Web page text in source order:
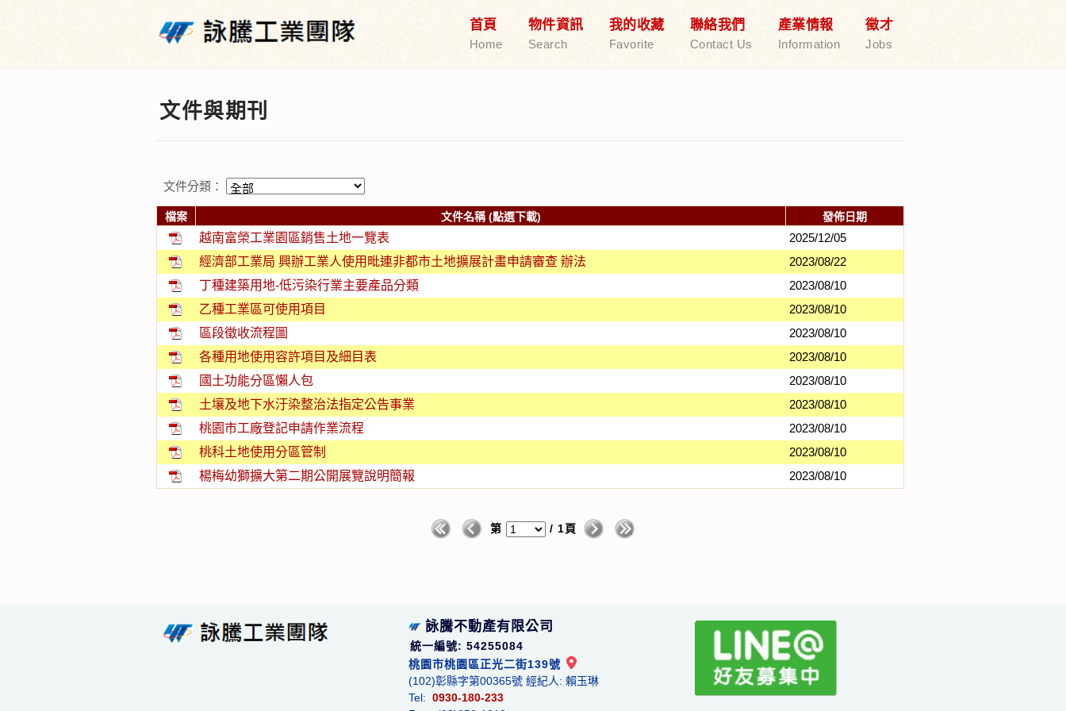
首頁
Home
物件資訊
Search
我的收藏
Favorite
聯絡我們
Contact Us
產業情報
Information
徵才
Jobs
文件與期刊
文件分類：
檔案 文件名稱 (點選下載) 發佈日期
越南富榮工業園區銷售土地一覽表
2025/12/05
經濟部工業局 興辦工業人使用毗連非都市土地擴展計畫申請審查 辦法
2023/08/22
丁種建築用地-低污染行業主要產品分類
2023/08/10
乙種工業區可使用項目
2023/08/10
區段徵收流程圖
2023/08/10
各種用地使用容許項目及細目表
2023/08/10
國土功能分區懶人包
2023/08/10
土壤及地下水汙染整治法指定公告事業
2023/08/10
桃園市工廠登記申請作業流程
2023/08/10
桃科土地使用分區管制
2023/08/10
楊梅幼獅擴大第二期公開展覽說明簡報
2023/08/10
第 / 1頁
詠騰不動產有限公司
統一編號: 54255084
桃園市桃園區正光二街139號
(102)彰縣字第00365號 經紀人: 賴玉琳
Tel: 0930-180-233